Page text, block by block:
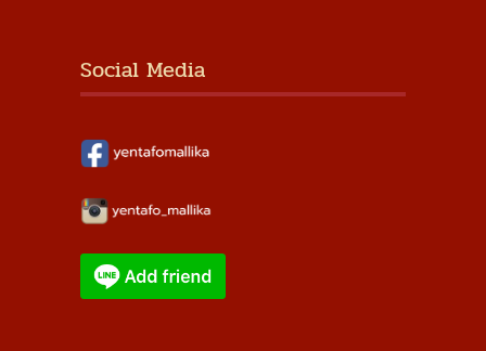
Social Media